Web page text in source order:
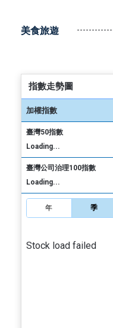
美食旅遊
指數走勢圖
加權指數
臺灣50指數
Loading...
臺灣公司治理100指數
Loading...
年 季
Stock load failed